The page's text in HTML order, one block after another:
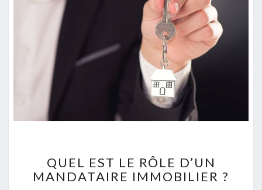
U
E
QUEL EST LE RÔLE D’UN
MANDATAIRE IMMOBILIER ?